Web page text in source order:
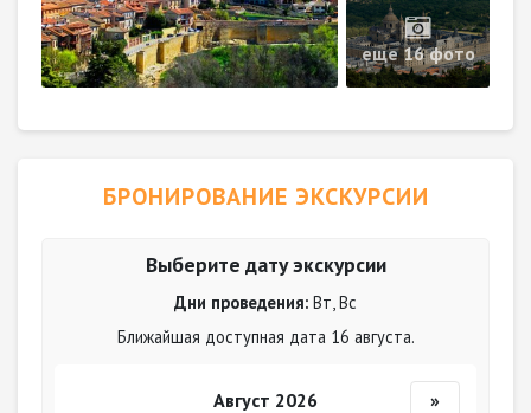
еще 16 фото
БРОНИРОВАНИЕ ЭКСКУРСИИ
Выберите дату экскурсии
Дни проведения: Вт, Вс
Ближайшая доступная дата 16 августа.
Август 2026
»